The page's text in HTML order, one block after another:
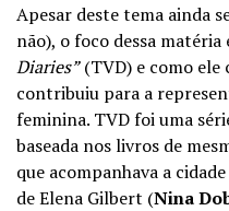
Apesar deste tema ainda
não), o foco dessa matéria
Diaries”(TVD) e como ele
contribuiu para a
feminina. TVD foi uma
baseada nos livros de
que acompanhava a
de Elena Gilbert (Nina